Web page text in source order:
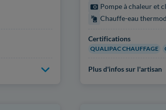
Pompe à chaleur et
Chauffe-eau
Certifications
QUALIPAC CHAUFFAGE
Plus d'infos sur l'artisan